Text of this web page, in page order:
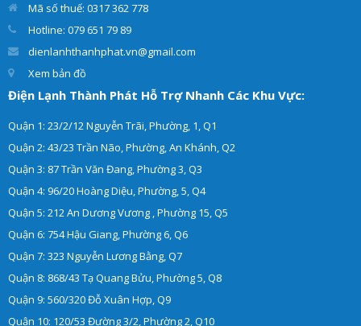
Mã số thuế: 0317 362 778
Hotline: 079 651 79 89
dienlanhthanhphat.vn@gmail.com
Xem bản đồ
Điện Lạnh Thành Phát Hỗ Trợ Nhanh Các Khu Vực:
Quận 1: 23/2/12 Nguyễn Trãi, Phường, 1, Q1
Quận 2: 43/23 Trần Não, Phường, An Khánh, Q2
Quận 3: 87 Trần Văn Đang, Phường 3, Q3
Quận 4: 96/20 Hoàng Diệu, Phường, 5, Q4
Quận 5: 212 An Dương Vương , Phường 15, Q5
Quận 6: 754 Hậu Giang, Phường 6, Q6
Quận 7: 323 Nguyễn Lương Bằng, Q7
Quận 8: 868/43 Tạ Quang Bửu, Phường 5, Q8
Quận 9: 560/320 Đỗ Xuân Hợp, Q9
Quận 10: 120/53 Đường 3/2, Phường 2, Q10